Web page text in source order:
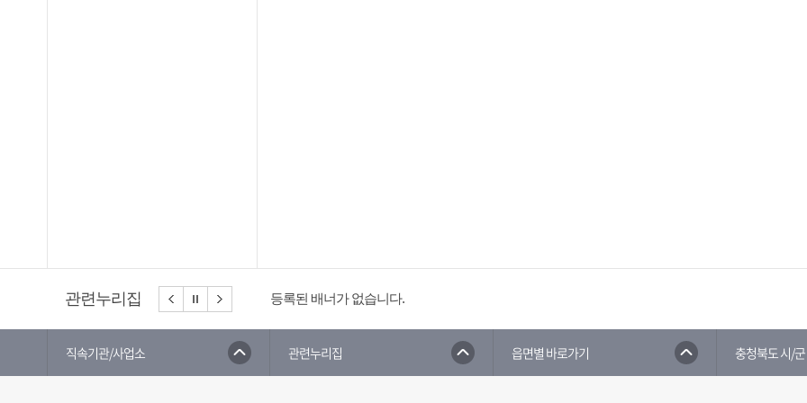
관련누리집 등록된 배너가 없습니다.
직속기관/사업소 관련누리집 읍면별 바로가기 충청북도 시/군